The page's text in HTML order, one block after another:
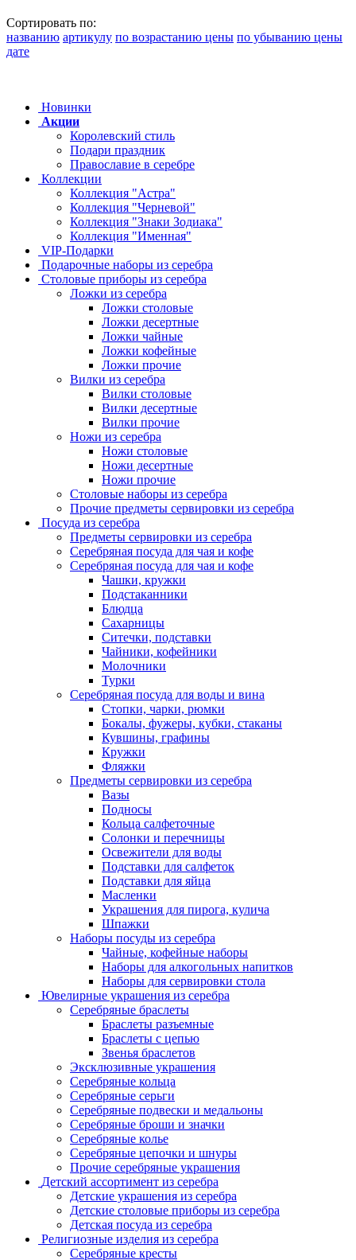
Сортировать по:
названию артикулу по возрастанию цены по убыванию цены
дате
Новинки
Акции
Королевский стиль
Подари праздник
Православие в серебре
Коллекции
Коллекция "Астра"
Коллекция "Черневой"
Коллекция "Знаки Зодиака"
Коллекция "Именная"
VIP-Подарки
Подарочные наборы из серебра
Столовые приборы из серебра
Ложки из серебра
Ложки столовые
Ложки десертные
Ложки чайные
Ложки кофейные
Ложки прочие
Вилки из серебра
Вилки столовые
Вилки десертные
Вилки прочие
Ножи из серебра
Ножи столовые
Ножи десертные
Ножи прочие
Столовые наборы из серебра
Прочие предметы сервировки из серебра
Посуда из серебра
Предметы сервировки из серебра
Серебряная посуда для чая и кофе
Серебряная посуда для чая и кофе
Чашки, кружки
Подстаканники
Блюдца
Сахарницы
Ситечки, подставки
Чайники, кофейники
Молочники
Турки
Серебряная посуда для воды и вина
Стопки, чарки, рюмки
Бокалы, фужеры, кубки, стаканы
Кувшины, графины
Кружки
Фляжки
Предметы сервировки из серебра
Вазы
Подносы
Кольца салфеточные
Солонки и перечницы
Освежители для воды
Подставки для салфеток
Подставки для яйца
Масленки
Украшения для пирога, кулича
Шпажки
Наборы посуды из серебра
Чайные, кофейные наборы
Наборы для алкогольных напитков
Наборы для сервировки стола
Ювелирные украшения из серебра
Серебряные браслеты
Браслеты разъемные
Браслеты с цепью
Звенья браслетов
Эксклюзивные украшения
Серебряные кольца
Серебряные серьги
Серебряные подвески и медальоны
Серебряные броши и значки
Серебряные колье
Серебряные цепочки и шнуры
Прочие серебряные украшения
Детский ассортимент из серебра
Детские украшения из серебра
Детские столовые приборы из серебра
Детская посуда из серебра
Религиозные изделия из серебра
Серебряные кресты